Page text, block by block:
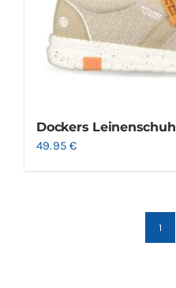
Dockers Leinenschuh
49.95€
1